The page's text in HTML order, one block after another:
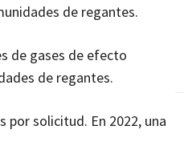
de regantes.
de gases de efecto
de regantes.
por solicitud. En 2022, una